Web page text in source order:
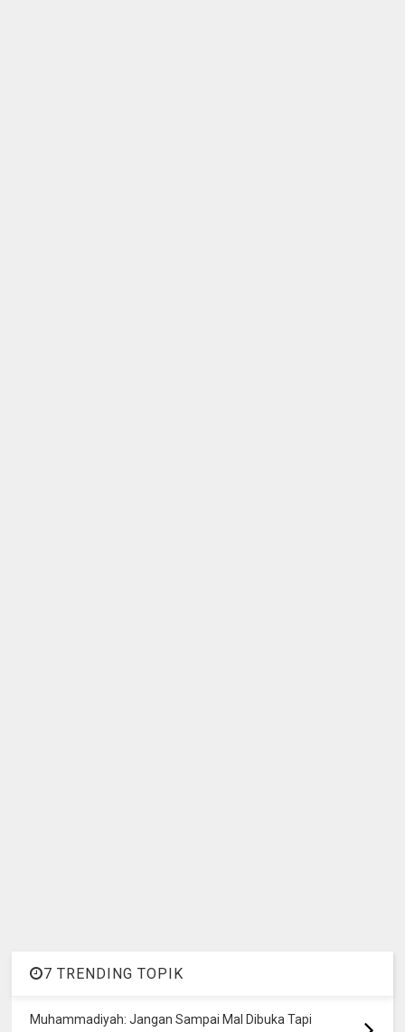
7 TRENDING TOPIK
Muhammadiyah: Jangan Sampai Mal Dibuka Tapi